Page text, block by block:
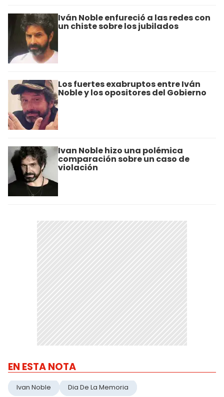
Iván Noble enfureció a las redes con
un chiste sobre los jubilados
Los fuertes exabruptos entre Iván
Noble y los opositores del Gobierno
Ivan Noble hizo una polémica
comparación sobre un caso de
violación
EN ESTA NOTA
Ivan Noble Dia De La Memoria